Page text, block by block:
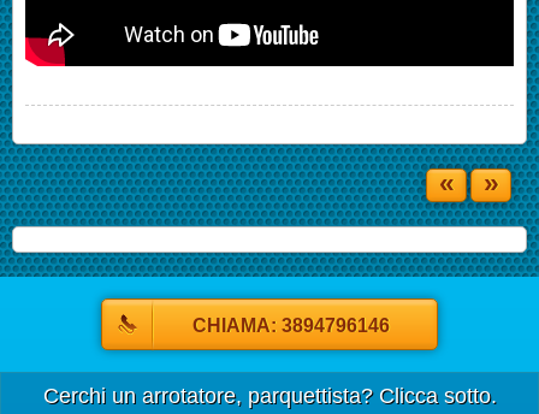
« »
CHIAMA: 3894796146
Cerchi un arrotatore, parquettista? Clicca sotto.